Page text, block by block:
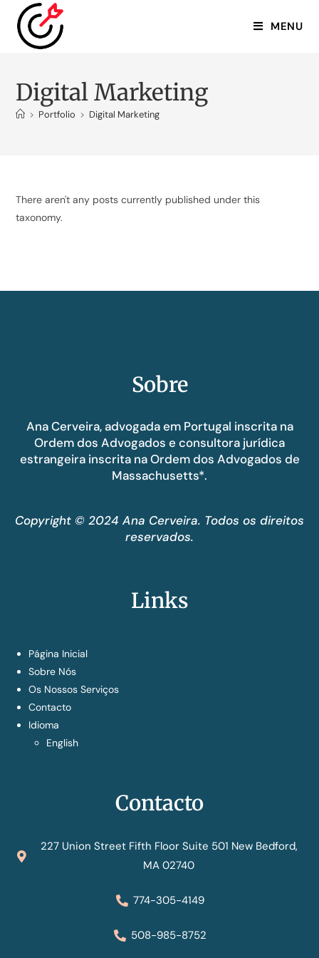
MENU
Digital Marketing
> Portfolio > Digital Marketing
There aren't any posts currently published under this
taxonomy.
Sobre
Ana Cerveira, advogada em Portugal inscrita na
Ordem dos Advogados e consultora jurídica
estrangeira inscrita na Ordem dos Advogados de
Massachusetts*.
Copyright © 2024 Ana Cerveira. Todos os direitos
reservados.
Links
Página Inicial
Sobre Nós
Os Nossos Serviços
Contacto
Idioma
English
Contacto
227 Union Street Fifth Floor Suite 501 New Bedford,
MA 02740
774-305-4149
508-985-8752